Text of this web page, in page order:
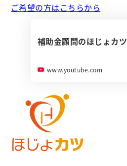
ご希望の方はこちらから
補助金顧問のほじょカツ
www.youtube.com